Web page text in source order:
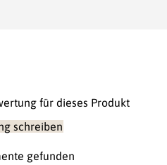
für dieses Produkt
schreiben
gefunden